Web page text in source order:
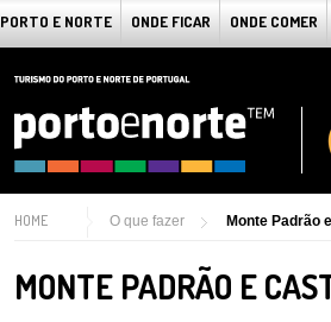
PORTO E NORTE ONDE FICAR ONDE COMER
HOME O que fazer Monte Padrão
MONTE PADRÃO E